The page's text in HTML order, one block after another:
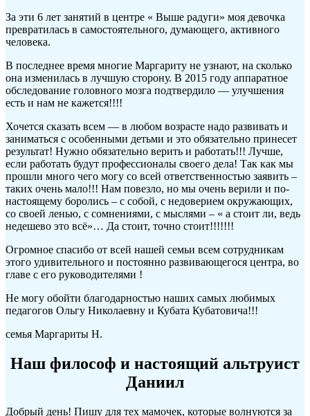
За эти 6 лет занятий в центре « Выше радуги» моя девочка
превратилась в самостоятельного, думающего, активного
человека.
В последнее время многие Маргариту не узнают, на сколько
она изменилась в лучшую сторону. В 2015 году аппаратное
обследование головного мозга подтвердило — улучшения
есть и нам не кажется!!!!
Хочется сказать всем — в любом возрасте надо развивать и
заниматься с особенными детьми и это обязательно принесет
результат! Нужно обязательно верить и работать!!! Лучше,
если работать будут профессионалы своего дела! Так как мы
прошли много чего могу со всей ответственностью заявить –
таких очень мало!!! Нам повезло, но мы очень верили и по-
настоящему боролись – с собой, с недоверием окружающих,
со своей ленью, с сомнениями, с мыслями – « а стоит ли, ведь
недешево это всё»… Да стоит, точно стоит!!!!!!!
Огромное спасибо от всей нашей семьи всем сотрудникам
этого удивительного и постоянно развивающегося центра, во
главе с его руководителями !
Не могу обойти благодарностью наших самых любимых
педагогов Ольгу Николаевну и Кубата Кубатовича!!!
семья Маргариты Н.
Наш философ и настоящий альтруист
Даниил
Добрый день! Пишу для тех мамочек, которые волнуются за